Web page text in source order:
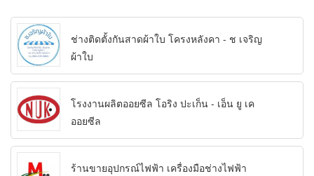
ช่างติดตั้งกันสาดผ้าใบ โครงหลังคา - ช เจริญ
ผ้าใบ
โรงงานผลิตออยซีล โอริง ปะเก็น - เอ็น ยู เค
ออยซีล
ร้านขายอุปกรณ์ไฟฟ้า เครื่องมือช่างไฟฟ้า